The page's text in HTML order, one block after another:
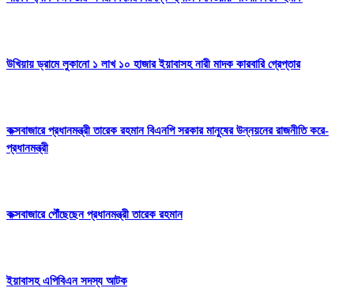
উখিয়ায় ড্রামে লুকানো ১ লাখ ১০ হাজার ইয়াবাসহ নারী মাদক কারবারি গ্রেপ্তার
কক্সবাজারে প্রধানমন্ত্রী তারেক রহমান বিএনপি সরকার মানুষের উন্নয়নের রাজনীতি করে-
প্রধানমন্ত্রী
কক্সবাজারে পৌঁছেছেন প্রধানমন্ত্রী তারেক রহমান
ইয়াবাসহ এপিবিএন সদস্য আটক